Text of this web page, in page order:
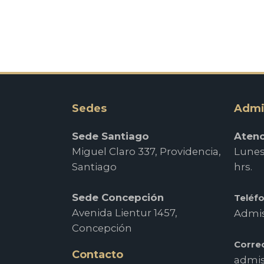
Sedes
Sede Santiago
Miguel Claro 337, Providencia,
Santiago
Sede Concepción
Avenida Lientur 1457,
Concepción
Contacto
hrs.